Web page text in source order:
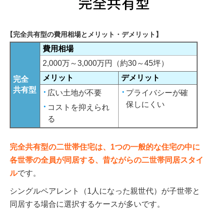
【完全共有型の費用相場とメリット・デメリット】
完全
共有型
費用相場
2,000万～3,000万円（約30～45坪）
メリット
デメリット
広い土地が不要
コストを抑えられ
る
プライバシーが確
保しにくい
完全共有型の二世帯住宅は、1つの一般的な住宅の中に
各世帯の全員が同居する、昔ながらの二世帯同居スタイ
ルです。
シングルペアレント（1人になった親世代）が子世帯と
同居する場合に選択するケースが多いです。